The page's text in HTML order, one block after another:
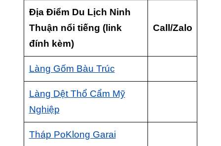
Địa Điểm Du Lịch Ninh
Thuận nổi tiếng (link
đính kèm)
Call/Zalo
Làng Gốm Bàu Trúc
Làng Dệt Thổ Cẩm Mỹ
Nghiệp
Tháp PoKlong Garai